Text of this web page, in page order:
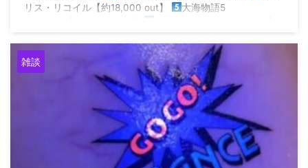
リス・リコイル【約18,000 out】
大海物語5
雑談